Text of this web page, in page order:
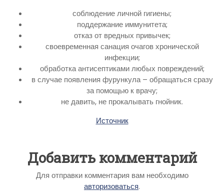
соблюдение личной гигиены;
поддержание иммунитета;
отказ от вредных привычек;
своевременная санация очагов хронической
инфекции;
обработка антисептиками любых повреждений;
в случае появления фурункула – обращаться сразу
за помощью к врачу;
не давить, не прокалывать гнойник.
Источник
Добавить комментарий
Для отправки комментария вам необходимо
авторизоваться.